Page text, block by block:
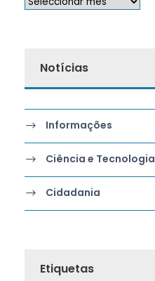
Notícias
Informações
Ciência e Tecnologia
Cidadania
Etiquetas